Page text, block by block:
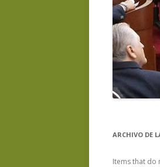
ARCHIVO DE
Items that do